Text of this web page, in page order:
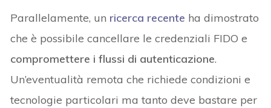
Parallelamente, un ricerca recente ha dimostrato
che è possibile cancellare le credenziali FIDO e
compromettere i flussi di autenticazione.
Un’eventualità remota che richiede condizioni e
tecnologie particolari ma tanto deve bastare per